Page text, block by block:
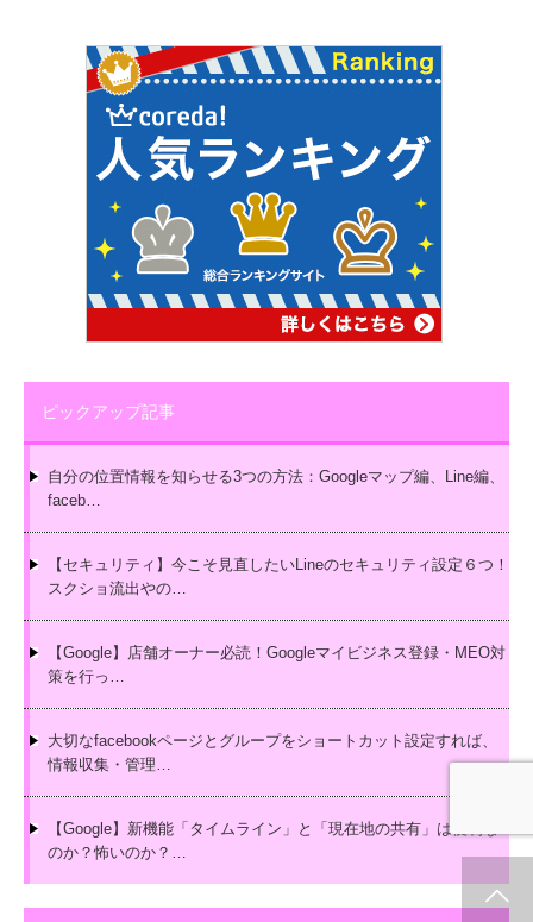
ピックアップ記事
自分の位置情報を知らせる3つの方法：Googleマップ編、Line編、
faceb…
【セキュリティ】今こそ見直したいLineのセキュリティ設定６つ！
スクショ流出やの…
【Google】店舗オーナー必読！Googleマイビジネス登録・MEO対
策を行っ…
大切なfacebookページとグループをショートカット設定すれば、
情報収集・管理…
【Google】新機能「タイムライン」と「現在地の共有」は便利な
のか？怖いのか？…
お問合せ